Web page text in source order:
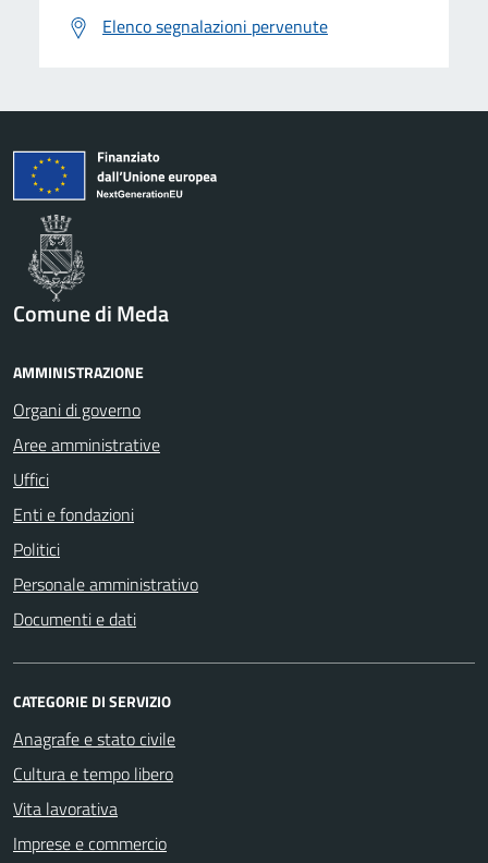
Elenco segnalazioni pervenute
Comune di Meda
AMMINISTRAZIONE
Organi di governo
Aree amministrative
Uffici
Enti e fondazioni
Politici
Personale amministrativo
Documenti e dati
CATEGORIE DI SERVIZIO
Anagrafe e stato civile
Cultura e tempo libero
Vita lavorativa
Imprese e commercio